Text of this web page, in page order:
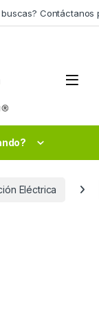
Eléctrica